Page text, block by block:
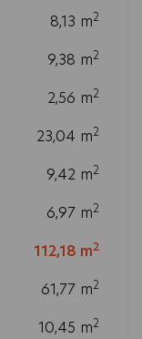
8,13 m2
9,38 m2
2,56 m2
23,04 m2
9,42 m2
6,97 m2
112,18 m2
61,77 m2
10,45 m2